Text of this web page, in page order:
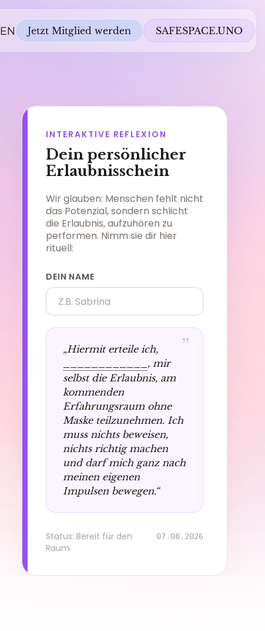
EN Jetzt Mitglied werden SAFESPACE.UNO
INTERAKTIVE REFLEXION
Dein persönlicher
Erlaubnisschein
Wir glauben: Menschen fehlt nicht
das Potenzial, sondern schlicht
die Erlaubnis, aufzuhören zu
performen. Nimm sie dir hier
rituell:
DEIN NAME
„Hiermit erteile ich,
, mir
selbst die Erlaubnis, am
kommenden
Erfahrungsraum ohne
Maske teilzunehmen. Ich
muss nichts beweisen,
nichts richtig machen
und darf mich ganz nach
meinen eigenen
Impulsen bewegen.“
”
Status: Bereit für den
Raum
07.08.2026